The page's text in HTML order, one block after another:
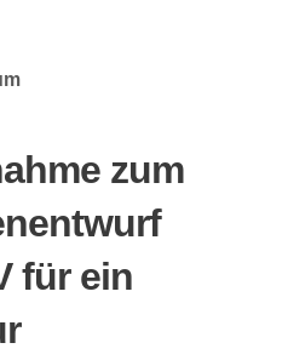
zum
für ein